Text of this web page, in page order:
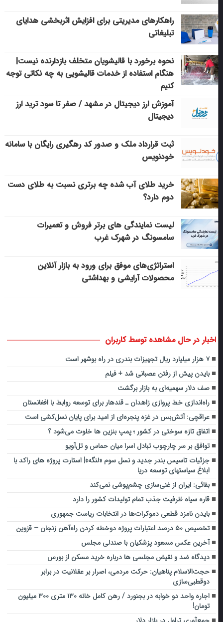
راهکارهای مدیریتی برای افزایش اثربخشی هدایای
تبلیغاتی
نحوه برخورد با قالیشویان متخلف بازدارنده نیست|
هنگام استفاده از خدمات قالیشویی به چه نکاتی توجه
کنیم
آموزش ارز دیجیتال در مشهد / صفر تا سود ترید ارز
دیجیتال
ثبت قرارداد ملک و صدور کد رهگیری رایگان با سامانه
خودنویس
خرید طلای آب شده چه برتری نسبت به طلای دست
دوم دارد؟
لیست نمایندگی های برتر فروش و تعمیرات
سامسونگ در شهرک غرب
استراتژی‌های موفق برای ورود به بازار آنلاین
محصولات آرایشی و بهداشتی
اخبار در حال مشاهده توسط کاربران
۷ هزار میلیارد ریال تجهیزات بندری در راه بوشهر است
بایدن پیش از رفتن عصبانی شد + فیلم
صف دلار سهمیه‌ای به بازار برگشت
راه‌اندازی خط پروازی زاهدان ـ قندهار برای توسعه روابط ‌با افغانستان
عراقچی: آتش‌بس در غزه پنجره‌ای از امید برای پایان نسل‌کشی است
اتفاق تازه سوختی در کشور ؛ پمپ بنزین ها خلوت می‌شود ؟
توافق بر سر چارچوب تبادل اسرا میان حماس و تل‌آویو
جزئیات تاسیس بندر جدید و نسل سوم «لنگه»| استارت پروژه های راکد با
ابلاغ سیاستهای توسعه دریا
بقائی: ایران از غنی‌سازی چشم‌پوشی نمی‌کند
قاره سیاه ظرفیت جذب تمام تولیدات کشور را دارد
بایدن نامزد قطعی دموکرات‌ها در انتخابات ریاست جمهوری
تخصیص ۵۰ درصد اعتبارات پروژه دوخطه کردن راه‌آهن زنجان – قزوین
آخرین عکس مسعود پزشکیان با صندلی مجلس
دیدگاه ضد و نقیض مجلسی ها درباره خرید مسکن از بورس
حجت‌الاسلام پناهیان: حرکت مردمی، اصرار بر عقلانیت در برابر
دوقطبی‌سازی
اجاره واحد دو خوابه در بجنورد / رهن کامل خانه ۱۳۰ متری ۳۰۰ میلیون
تومان!